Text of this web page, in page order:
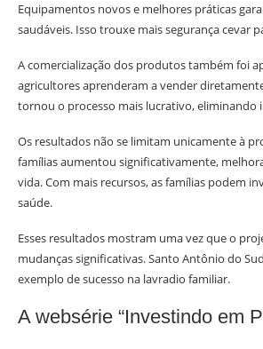
Equipamentos novos e melhores práticas
saudáveis. Isso trouxe mais segurança cevar
A comercialização dos produtos também foi
agricultores aprenderam a vender
tornou o processo mais lucrativo, eliminando
Os resultados não se limitam unicamente à
famílias aumentou significativamente,
vida. Com mais recursos, as famílias podem
saúde.
Esses resultados mostram uma vez que o
mudanças significativas. Santo Antônio do
exemplo de sucesso na lavradio familiar.
A websérie “Investindo em